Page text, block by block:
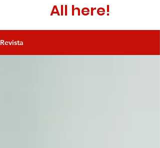
All here!
Revista